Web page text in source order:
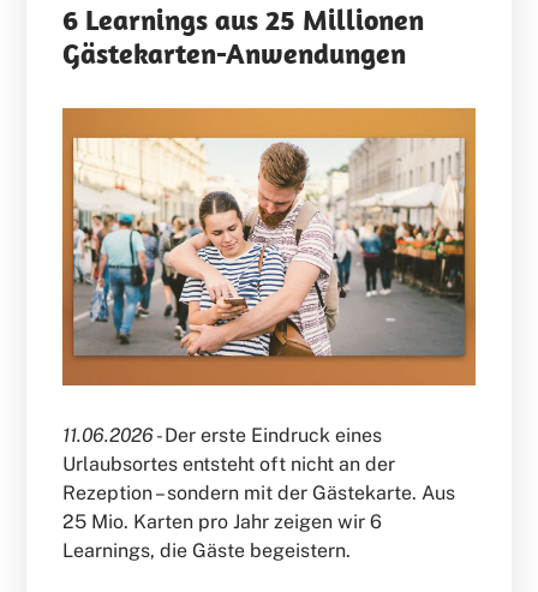
6 Learnings aus 25 Millionen
Gästekarten-Anwendungen
11.06.2026 -Der erste Eindruck eines
Urlaubsortes entsteht oft nicht an der
Rezeption – sondern mit der Gästekarte. Aus
25 Mio. Karten pro Jahr zeigen wir 6
Learnings, die Gäste begeistern.